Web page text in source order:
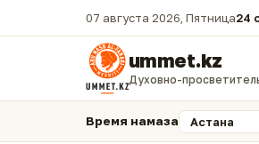
07 августа 2026, Пятница24
ummet.kz
Духовно-
Время намаза